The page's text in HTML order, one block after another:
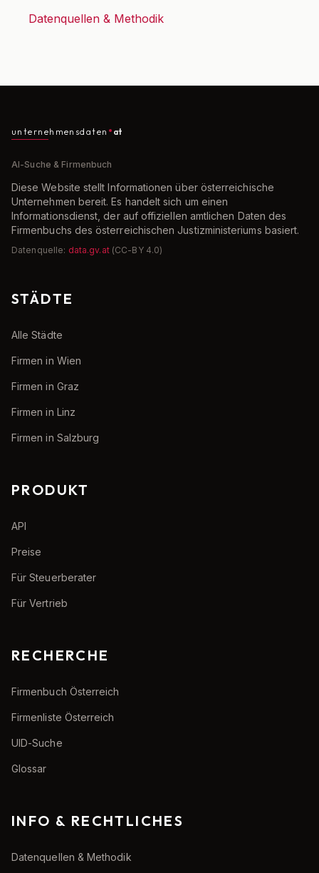
Datenquellen & Methodik
unternehmensdaten at
AI-Suche & Firmenbuch
Diese Website stellt Informationen über österreichische
Unternehmen bereit. Es handelt sich um einen
Informationsdienst, der auf offiziellen amtlichen Daten des
Firmenbuchs des österreichischen Justizministeriums basiert.
Datenquelle: data.gv.at (CC-BY 4.0)
STÄDTE
Alle Städte
Firmen in Wien
Firmen in Graz
Firmen in Linz
Firmen in Salzburg
PRODUKT
API
Preise
Für Steuerberater
Für Vertrieb
RECHERCHE
Firmenbuch Österreich
Firmenliste Österreich
UID-Suche
Glossar
INFO & RECHTLICHES
Datenquellen & Methodik